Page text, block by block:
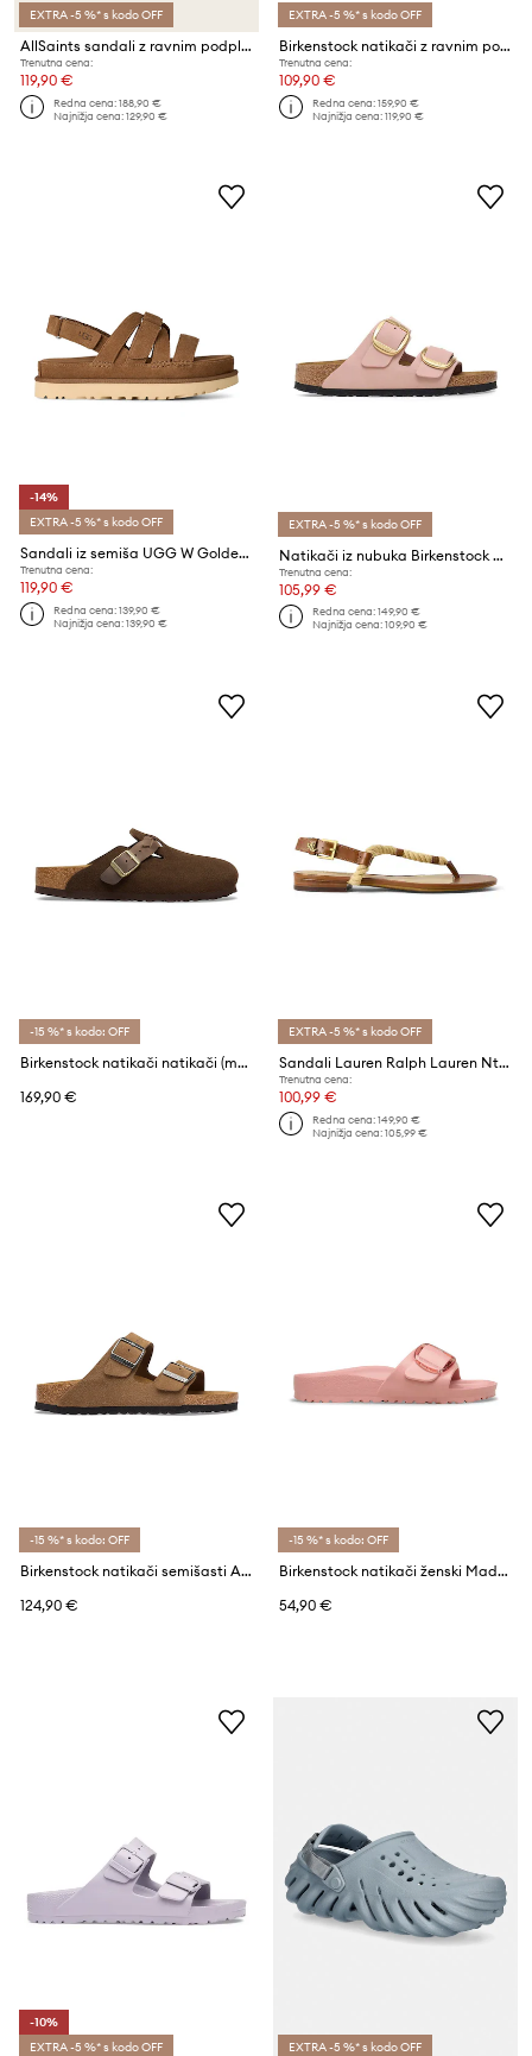
EXTRA -5 %* s kodo OFF
AllSaints sandali z ravnim podplatom ženski usnjeni Staffa Sandal
Trenutna cena:
119,90 €
Redna cena:188,90 €
Najnižja cena:129,90 €
EXTRA -5 %* s kodo OFF
Birkenstock natikači z ravnim podplatom ženski usnjeni Arizona Big Buckle
Trenutna cena:
109,90 €
Redna cena:159,90 €
Najnižja cena:119,90 €
-14%
EXTRA -5 %* s kodo OFF
Sandali iz semiša UGG W Goldenstar Gleam
Trenutna cena:
119,90 €
Redna cena:139,90 €
Najnižja cena:139,90 €
EXTRA -5 %* s kodo OFF
Natikači iz nubuka Birkenstock Arizona Big Buckle
Trenutna cena:
105,99 €
Redna cena:149,90 €
Najnižja cena:109,90 €
-15 %* s kodo: OFF
Birkenstock natikači natikači (mule) ženski semiš Boston Braided
169,90 €
EXTRA -5 %* s kodo OFF
Sandali Lauren Ralph Lauren Ntcl Everley
Trenutna cena:
100,99 €
Redna cena:149,90 €
Najnižja cena:105,99 €
-15 %* s kodo: OFF
Birkenstock natikači semišasti Arizona Suede Leather
124,90 €
-15 %* s kodo: OFF
Birkenstock natikači ženski Madrid Big Buckle EVA
54,90 €
-10%
EXTRA -5 %* s kodo OFF
EXTRA -5 %* s kodo OFF